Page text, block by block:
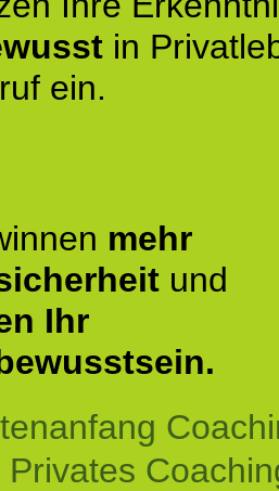
in
ein.
mehr
und
Ihr